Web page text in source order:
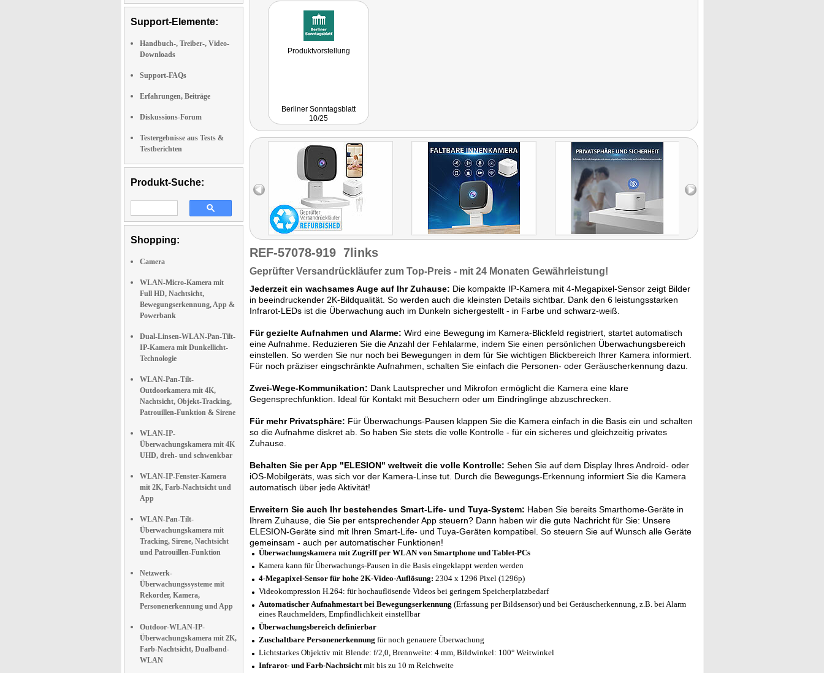
Support-Elemente:
Handbuch-, Treiber-, Video-
Downloads
Support-FAQs
Erfahrungen, Beiträge
Diskussions-Forum
Testergebnisse aus Tests &
Testberichten
Produkt-Suche:
Shopping:
Camera
WLAN-Micro-Kamera mit
Full HD, Nachtsicht,
Bewegungserkennung, App &
Powerbank
Dual-Linsen-WLAN-Pan-Tilt-
IP-Kamera mit Dunkellicht-
Technologie
WLAN-Pan-Tilt-
Outdoorkamera mit 4K,
Nachtsicht, Objekt-Tracking,
Patrouillen-Funktion & Sirene
WLAN-IP-
Überwachungskamera mit 4K
UHD, dreh- und schwenkbar
WLAN-IP-Fenster-Kamera
mit 2K, Farb-Nachtsicht und
App
WLAN-Pan-Tilt-
Überwachungskamera mit
Tracking, Sirene, Nachtsicht
und Patrouillen-Funktion
Netzwerk-
Überwachungssysteme mit
Rekorder, Kamera,
Personenerkennung und App
Outdoor-WLAN-IP-
Überwachungskamera mit 2K,
Farb-Nachtsicht, Dualband-
WLAN
Produktvorstellung
Berliner Sonntagsblatt
10/25
REF-57078-919 7links
Geprüfter Versandrückläufer zum Top-Preis - mit 24 Monaten Gewährleistung!
Jederzeit ein wachsames Auge auf Ihr Zuhause: Die kompakte IP-Kamera mit 4-Megapixel-Sensor zeigt Bilder
in beeindruckender 2K-Bildqualität. So werden auch die kleinsten Details sichtbar. Dank den 6 leistungsstarken
Infrarot-LEDs ist die Überwachung auch im Dunkeln sichergestellt - in Farbe und schwarz-weiß.
Für gezielte Aufnahmen und Alarme: Wird eine Bewegung im Kamera-Blickfeld registriert, startet automatisch
eine Aufnahme. Reduzieren Sie die Anzahl der Fehlalarme, indem Sie einen persönlichen Überwachungsbereich
einstellen. So werden Sie nur noch bei Bewegungen in dem für Sie wichtigen Blickbereich Ihrer Kamera informiert.
Für noch präziser eingschränkte Aufnahmen, schalten Sie einfach die Personen- oder Geräuscherkennung dazu.
Zwei-Wege-Kommunikation: Dank Lautsprecher und Mikrofon ermöglicht die Kamera eine klare
Gegensprechfunktion. Ideal für Kontakt mit Besuchern oder um Eindringlinge abzuschrecken.
Für mehr Privatsphäre: Für Überwachungs-Pausen klappen Sie die Kamera einfach in die Basis ein und schalten
so die Aufnahme diskret ab. So haben Sie stets die volle Kontrolle - für ein sicheres und gleichzeitig privates
Zuhause.
Behalten Sie per App "ELESION" weltweit die volle Kontrolle: Sehen Sie auf dem Display Ihres Android- oder
iOS-Mobilgeräts, was sich vor der Kamera-Linse tut. Durch die Bewegungs-Erkennung informiert Sie die Kamera
automatisch über jede Aktivität!
Erweitern Sie auch Ihr bestehendes Smart-Life- und Tuya-System: Haben Sie bereits Smarthome-Geräte in
Ihrem Zuhause, die Sie per entsprechender App steuern? Dann haben wir die gute Nachricht für Sie: Unsere
ELESION-Geräte sind mit Ihren Smart-Life- und Tuya-Geräten kompatibel. So steuern Sie auf Wunsch alle Geräte
gemeinsam - auch per automatischer Funktionen!
Überwachungskamera mit Zugriff per WLAN von Smartphone und Tablet-PCs
Kamera kann für Überwachungs-Pausen in die Basis eingeklappt werden werden
4-Megapixel-Sensor für hohe 2K-Video-Auflösung: 2304 x 1296 Pixel (1296p)
Videokompression H.264: für hochauflösende Videos bei geringem Speicherplatzbedarf
Automatischer Aufnahmestart bei Bewegungserkennung (Erfassung per Bildsensor) und bei Geräuscherkennung, z.B. bei Alarm
eines Rauchmelders, Empfindlichkeit einstellbar
Überwachungsbereich definierbar
Zuschaltbare Personenerkennung für noch genauere Überwachung
Lichtstarkes Objektiv mit Blende: f/2,0, Brennweite: 4 mm, Bildwinkel: 100° Weitwinkel
Infrarot- und Farb-Nachtsichtmit bis zu 10 m Reichweite